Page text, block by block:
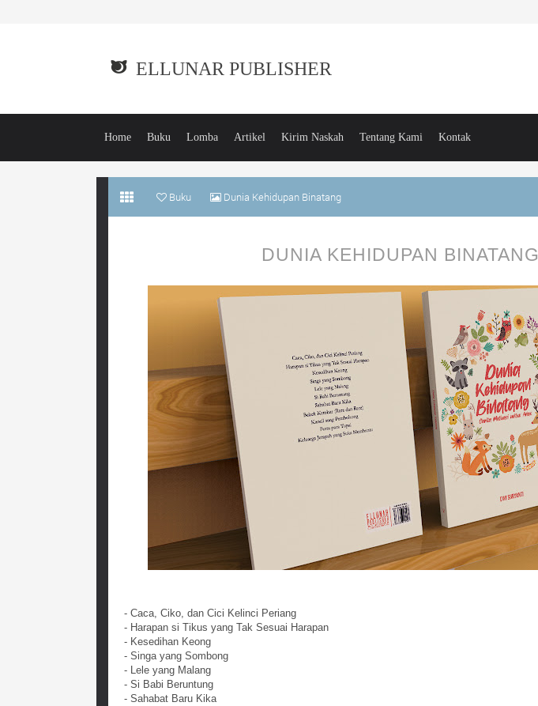
ELLUNAR PUBLISHER
Home Buku Lomba Artikel Kirim Naskah Tentang Kami Kontak
Buku Dunia Kehidupan Binatang
DUNIA KEHIDUPAN BINATANG
- Caca, Ciko, dan Cici Kelinci Periang
- Harapan si Tikus yang Tak Sesuai Harapan
- Kesedihan Keong
- Singa yang Sombong
- Lele yang Malang
- Si Babi Beruntung
- Sahabat Baru Kika